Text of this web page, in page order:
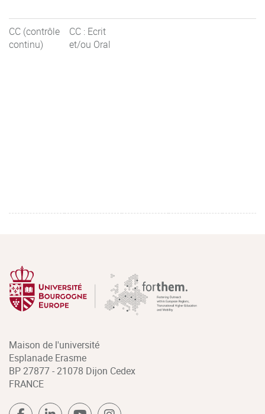
CC (contrôle
continu)
CC : Ecrit
et/ou Oral
Maison de l'université
Esplanade Erasme
BP 27877 - 21078 Dijon Cedex
FRANCE